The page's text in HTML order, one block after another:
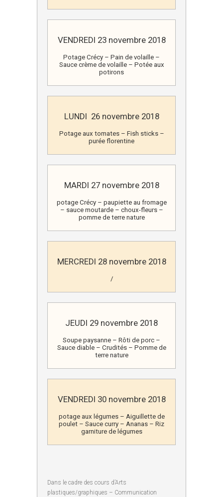
VENDREDI 23 novembre 2018
Potage Crécy – Pain de volaille –
Sauce crème de volaille – Potée aux
potirons
LUNDI 26 novembre 2018
Potage aux tomates – Fish sticks –
purée florentine
MARDI 27 novembre 2018
potage Crécy – paupiette au fromage
– sauce moutarde – choux-fleurs –
pomme de terre nature
MERCREDI 28 novembre 2018
/
JEUDI 29 novembre 2018
Soupe paysanne – Rôti de porc –
Sauce diable – Crudités – Pomme de
terre nature
VENDREDI 30 novembre 2018
potage aux légumes – Aiguillette de
poulet – Sauce curry – Ananas – Riz
garniture de légumes
Dans le cadre des cours d’Arts
plastiques/graphiques – Communication